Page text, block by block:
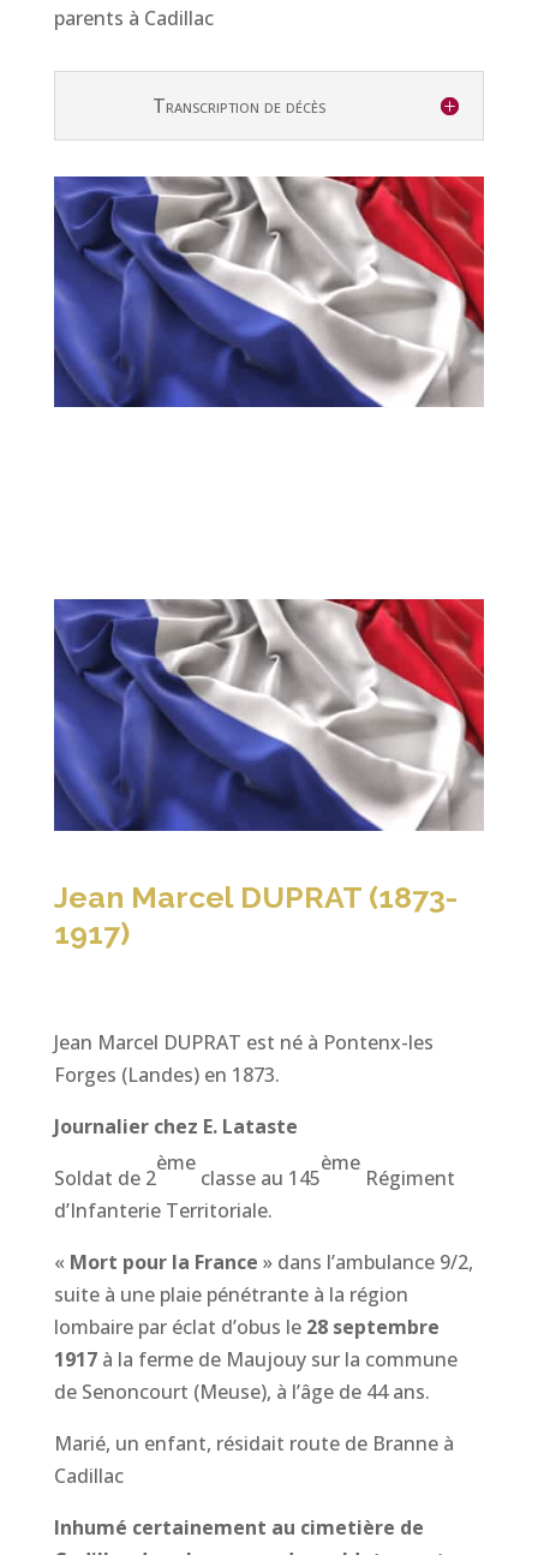
parents à Cadillac
Transcription de décès
Jean Marcel DUPRAT (1873-
1917)
Jean Marcel DUPRAT est né à Pontenx-les
Forges (Landes) en 1873.
Journalier chez E. Lataste
Soldat de 2
ème
classe au 145
ème
Régiment
d’Infanterie Territoriale.
« Mort pour la France » dans l’ambulance 9/2,
suite à une plaie pénétrante à la région
lombaire par éclat d’obus le28 septembre
1917à la ferme de Maujouy sur la commune
de Senoncourt (Meuse), à l’âge de 44 ans.
Marié, un enfant, résidait route de Branne à
Cadillac
Inhumé certainement au cimetière de